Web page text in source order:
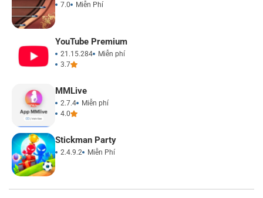
7.0 Miễn Phí
YouTube Premium
21.15.284
Miễn phí
3.7
MMLive
2.7.4
Miễn phí
4.0
Stickman Party
2.4.9.2 Miễn Phí